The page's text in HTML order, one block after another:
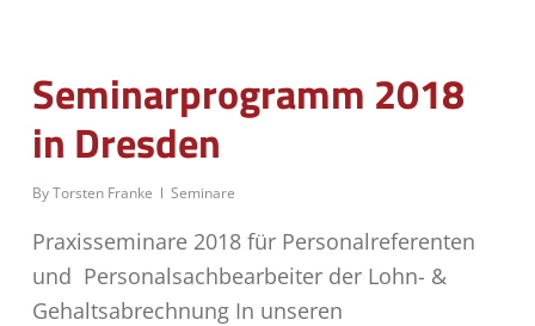
Seminarprogramm 2018
in Dresden
ByTorsten Franke Seminare
Praxisseminare 2018 für Personalreferenten
und Personalsachbearbeiter der Lohn- &
Gehaltsabrechnung In unseren